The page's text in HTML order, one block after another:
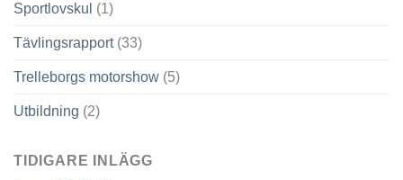
Sportlovskul (1)
Tävlingsrapport(33)
Trelleborgs motorshow (5)
Utbildning (2)
TIDIGARE INLÄGG